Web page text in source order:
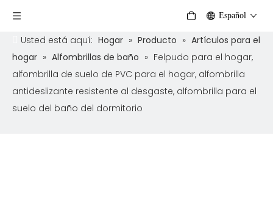
Español
Usted está aquí: Hogar » Producto » Artículos para el
hogar » Alfombrillas de baño » Felpudo para el hogar,
alfombrilla de suelo de PVC para el hogar, alfombrilla
antideslizante resistente al desgaste, alfombrilla para el
suelo del baño del dormitorio